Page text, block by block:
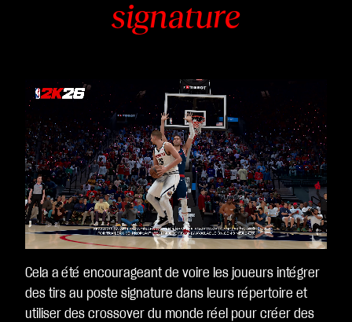
signature
Video
Player
is
loading.
Cela a été encourageant de voire les joueurs intégrer
des tirs au poste signature dans leurs répertoire et
utiliser des crossover du monde réel pour créer des